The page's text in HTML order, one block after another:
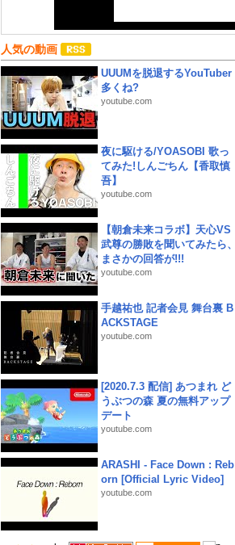
人気の動画
UUUMを脱退するYouTuber
多くね?
youtube.com
夜に駆ける/YOASOBI 歌っ
てみた!しんごちん【香取慎
吾】
youtube.com
【朝倉未来コラボ】天心VS
武尊の勝敗を聞いてみたら、
まさかの回答が!!!
youtube.com
手越祐也 記者会見 舞台裏 B
ACKSTAGE
youtube.com
[2020.7.3 配信] あつまれ ど
うぶつの森 夏の無料アップ
デート
youtube.com
ARASHI - Face Down : Reb
orn [Official Lyric Video]
youtube.com